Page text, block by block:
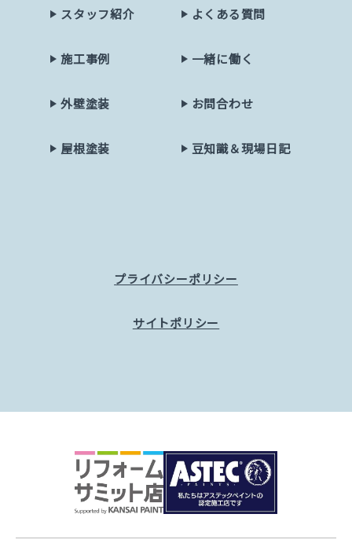
スタッフ紹介
施工事例
外壁塗装
屋根塗装
よくある質問
一緒に働く
お問合わせ
豆知識＆現場日記
プライバシーポリシー
サイトポリシー